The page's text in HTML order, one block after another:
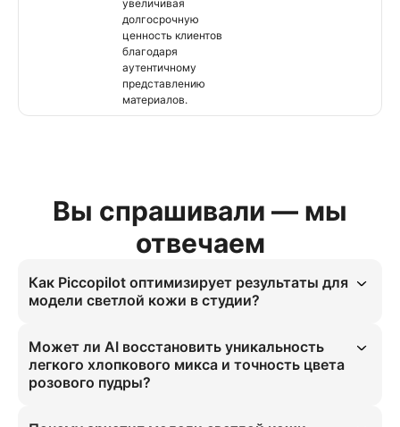
увеличивая
долгосрочную
ценность клиентов
благодаря
аутентичному
представлению
материалов.
Вы спрашивали — мы
отвечаем
Как Piccopilot оптимизирует результаты для
модели светлой кожи в студии?
мягкого драпирования легкого хлопкового микса в студийных
условиях. Это устраняет пластиковость и решает проблему
высоких затрат на фотосъемку для дропшипперов. Модель
светлой кожи для блуз достигает точности 90% в физике
коммерции Северной Америки. Она масштабирует ассортимент
Может ли AI восстановить уникальность
легкого хлопкового микса и точность цвета
розового пудры?